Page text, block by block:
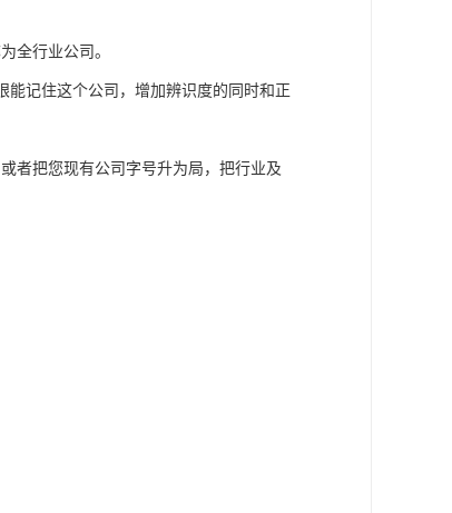
全行业公司。
能记住这个公司，增加辨识度的同时和正
者把您现有公司字号升为局，把行业及